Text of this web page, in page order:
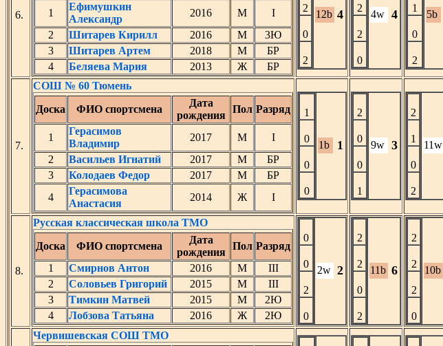
6. 1
Ефимушкин
Александр
2016 М
I
2
Шитарев Кирилл 2016 М
3Ю
3
Шитарев Артем 2018 М
БР
4
Беляева Мария 2013 Ж БР
2
0
2
12b 4 2
2
0
4w 4 1
0
2
5b
7.
СОШ № 60 Тюмень
Доска
ФИО спортсмена
Дата
рождения
Пол Разряд
1
Герасимов
Владимир
2017 М
I
2
Васильев Игнатий 2017 М
БР
3
Колодаев Федор 2017 М
БР
4
Герасимова
Анастасия
2014 Ж I
1
0
0
0
1b 1
2
0
0
1
9w 3
2
1
0
2
11w
8.
Русская классическая школа ТМО
Доска
ФИО спортсмена
Дата
рождения
Пол Разряд
1
Смирнов Антон 2016 М
III
2
Соловьев Григорий 2015 М
III
3
Тимкин Матвей 2015 М
2Ю
4
Лобзова Татьяна 2016 Ж 2Ю
0
0
2
0
2w 2
2
2
0
2
11b 6
2
2
2
0
10b
Червишевская СОШ ТМО